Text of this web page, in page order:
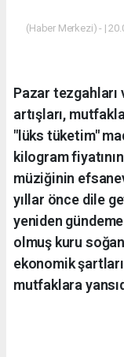
(Haber Merkezi) - |
Pazar
artışları,
"lüks tüketim"
kilogram
müziğinin
yıllar önce dile
yeniden
olmuş kuru
ekonomik
mutfaklara